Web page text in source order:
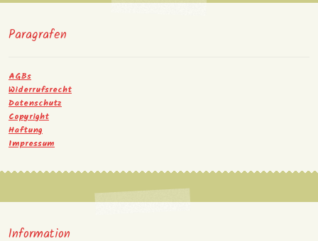
Paragrafen
AGBs
Widerrufsrecht
Datenschutz
Copyright
Haftung
Impressum
Information